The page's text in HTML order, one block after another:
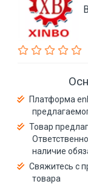
Платформа
Товар
наличие
Свяжитесь с
товара